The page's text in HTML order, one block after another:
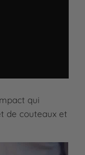
qui
de couteaux et